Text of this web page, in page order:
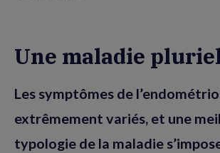
Une maladie
Les symptômes de
extrêmement variés, et une
typologie de la maladie